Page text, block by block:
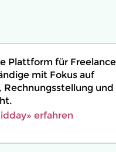
Plattform für
mit Fokus auf
Rechnungsstellung und
erfahren